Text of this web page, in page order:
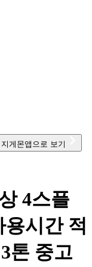
지게몬앱으로 보기
4스플
시간 적
톤 중고